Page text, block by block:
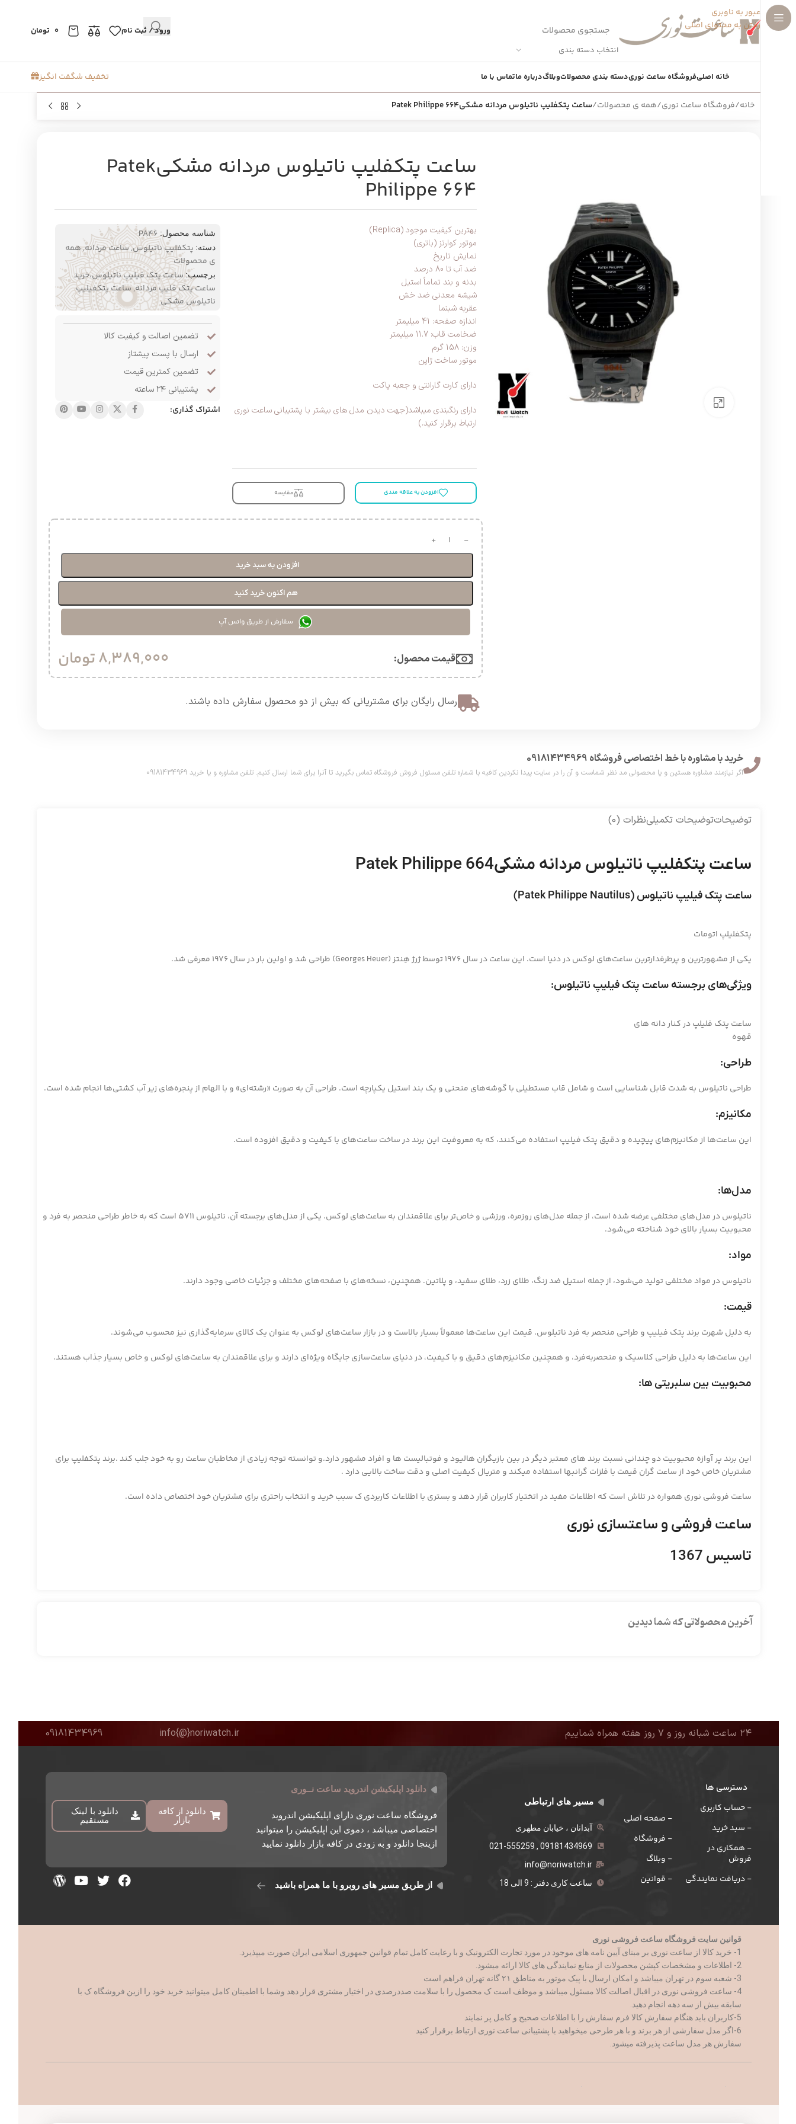
عبور به ناوبری
رفتن به محتوای اصلی
انتخاب دسته بندی
ورود / ثبت نام 0 تومان
خانه اصلیفروشگاه ساعت نوریدسته بندی محصولاتوبلاگدرباره ماتماس با ما تخفیف شگفت انگیز
خانه/فروشگاه ساعت نوری/همه ی محصولات/ساعت پتکفلیپ ناتیلوس مردانه مشکیPatek Philippe 664
ساعت پتکفلیپ ناتیلوس مردانه مشکیPatek
Philippe 664
بهترین کیفیت موجود (Replica)
موتور کوارتز (باتری)
نمایش تاریخ
ضد آب تا 80 درصد
بدنه و بند تماماً استیل
شیشه معدنی ضد خش
عقربه شبنما
اندازه صفحه: 41 میلیمتر
ضخامت قاب: 11.7 میلیمتر
وزن: 158 گرم
موتور ساخت ژاپن
دارای کارت گارانتی و جعبه پاکت
دارای رنگبندی میباشد(جهت دیدن مدل های بیشتر با پشتیبانی ساعت نوری
ارتباط برقرار کنید.)
افزودن به علاقه مندی مقایسه
شناسه محصول: PA46
دسته: پتکفلیپ ناتیلوس,ساعت مردانه,همه
ی محصولات
برچسب:ساعت پتک فیلیپ ناتیلوس،خرید
ساعت پتک فلیپ مردانه,ساعت پتکفیلیپ
ناتیلوس مشکی
تضمین اصالت و کیفیت کالا
ارسال با پست پیشتاز
تضمین کمترین قیمت
پشتیبانی ۲۴ ساعته
اشتراک گذاری:
افزودن به سبد خرید
هم اکنون خرید کنید
سفارش از طریق واتس آپ
قیمت محصول:​ 8,389,000تومان
ارسال رایگان برای مشتریانی که بیش از دو محصول سفارش داده باشند.​
خرید با مشاوره با خط اختصاصی فروشگاه 09181434969
اگر نیازمند مشاوره هستین و یا محصولی مد نظر شماست و آن را در سایت پیدا نکردین کافیه با شماره تلفن مسئول فروش فروشگاه تماس بگیرید تا آنرا برای شما ارسال کنیم. تلفن مشاوره و یا خرید 09181434969
توضیحاتتوضیحات تکمیلینظرات (0)
ساعت پتکفلیپ ناتیلوس مردانه مشکیPatek Philippe 664
ساعت پتک فیلیپ ناتیلوس (Patek Philippe Nautilus)
پتکفلیلپ اتومات
یکی از مشهورترین و پرطرفدارترین ساعت‌های لوکس در دنیا است. این ساعت در سال 1976 توسط ژرژ هِنتز (Georges Heuer) طراحی شد و اولین بار در سال 1976 معرفی شد.
ویژگی‌های برجسته ساعت پتک فیلیپ ناتیلوس:
ساعت پتک فلیلپ در کنار دانه های
قهوه
طراحی:
طراحی ناتیلوس به شدت قابل شناسایی است و شامل قاب مستطیلی با گوشه‌های منحنی و یک بند استیل یکپارچه است. طراحی آن به صورت «رشته‌ای» و با الهام از پنجره‌های زیر آب کشتی‌ها انجام شده است.
مکانیزم:
این ساعت‌ها از مکانیزم‌های پیچیده و دقیق پتک فیلیپ استفاده می‌کنند، که به معروفیت این برند در ساخت ساعت‌های با کیفیت و دقیق افزوده است.
مدل‌ها:
ناتیلوس در مدل‌های مختلفی عرضه شده است، از جمله مدل‌های روزمره، ورزشی و خاص‌تر برای علاقمندان به ساعت‌های لوکس. یکی از مدل‌های برجسته آن، ناتیلوس 5711 است که به خاطر طراحی منحصر به فرد و
محبوبیت بسیار بالای خود شناخته می‌شود.
مواد:
ناتیلوس در مواد مختلفی تولید می‌شود، از جمله استیل ضد زنگ، طلای زرد، طلای سفید، و پلاتین. همچنین، نسخه‌های با صفحه‌های مختلف و جزئیات خاصی وجود دارند.
قیمت:
به دلیل شهرت برند پتک فیلیپ و طراحی منحصر به فرد ناتیلوس، قیمت این ساعت‌ها معمولاً بسیار بالاست و در بازار ساعت‌های لوکس به عنوان یک کالای سرمایه‌گذاری نیز محسوب می‌شوند.
این ساعت‌ها به دلیل طراحی کلاسیک و منحصربه‌فرد، و همچنین مکانیزم‌های دقیق و با کیفیت، در دنیای ساعت‌سازی جایگاه ویژه‌ای دارند و برای علاقمندان به ساعت‌های لوکس و خاص بسیار جذاب هستند.
محبوبیت بین سلبریتی ها:
این برند پر آوازه محبوبیت دو چندانی نسبت برند های معتبر دیگر در بین بازیگران هالیود و فوتبالیست ها و افراد مشهور دارد.و توانسته توجه زیادی از مخاطبان ساعت رو به خود جلب کند .برند پتکفلیپ برای
مشتریان خاص خود از ساعت گران قیمت با فلزات گرانبها استفاده میکند و متریال کیفیت اصلی و دقت ساخت بالایی دارد .
ساعت فروشی نوری همواره در تلاش است که اطلاعات مفید در اتختیار کاربران قرار دهد و بستری با اطلاعات کاربردی ک سبب خرید و انتخاب راحتری برای مشتریان خود اختصاص داده است.
ساعت فروشی و ساعتسازی نوری
تاسیس 1367
آخرین محصولاتی که شما دیدین
۲۴ ساعت شبانه روز و ۷ روز هفته همراه شماییم info{@}noriwatch.ir
09181434969
دسترسی ها
- حساب کاربری
- سبد خرید
- همکاری در
فروش
- دریافت نمایندگی
- صفحه اصلی
- فروشگاه
- وبلاگ
- قوانین
مسیر های ارتباطی
آبدانان ، خیابان مطهری
09181434969 , 021-555259
info@noriwatch.ir
ساعت کاری دفتر : 9 الی 18
دانلود اپلیکیشن اندروید ساعت نــوری
فروشگاه ساعت نوری دارای اپلیکیشن اندروید
اختصاصی میباشد ، دموی این اپلیکیشن را میتوانید
ازینجا دانلود و به زودی در کافه بازار دانلود نمایید
دانلود از کافه
بازار
دانلود با لینک
مستقیم
از طریق مسیر های روبرو با ما همراه باشید
قوانین سایت فروشگاه ساعت فروشی نوری
1- خرید کالا از ساعت نوری بر مبنای آیین نامه های موجود در مورد تجارت الکترونیک و با رعایت کامل تمام قوانین جمهوری اسلامی ایران صورت میپذیرد.
2- اطلاعات و مشخصات کپشن محصولات از منابع نمایندگی های کالا ارائه میشود.
3- شعبه سوم در تهران میباشد و امکان ارسال با پیک موتور به مناطق ۲۱ گانه تهران فراهم است
4- ساعت فروشی نوری در اقبال اصالت کالا مسئول میباشد و موظف است ک محصول را با سلامت صددرصدی در اختیار مشتری قرار دهد وشما با اطمینان کامل میتوانید خرید خود را ازین فروشگاه ک با
سابقه بیش از سه دهه انجام دهید.
5-کاربران باید هنگام سفارش کالا فرم سفارش را با اطلاعات صحیح و کامل پر نمایند
6-اگر مدل سفارشی از هر برند و با هر طرحی میخواهید با پشتیبانی ساعت نوری ارتباط برقرار کنید
سفارش هر مدل ساعت پذیرفته میشود.